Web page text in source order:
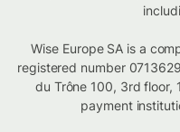
Wise Europe SA is a
registered number
du Trône 100, 3rd floor,
payment